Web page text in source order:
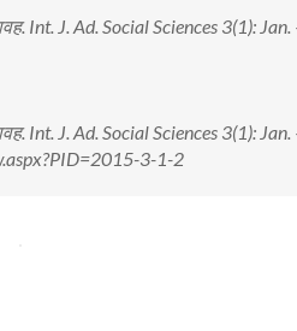
Int. J. Ad. Social Sciences 3(1): Jan.
Int. J. Ad. Social Sciences 3(1): Jan.
3-1-2